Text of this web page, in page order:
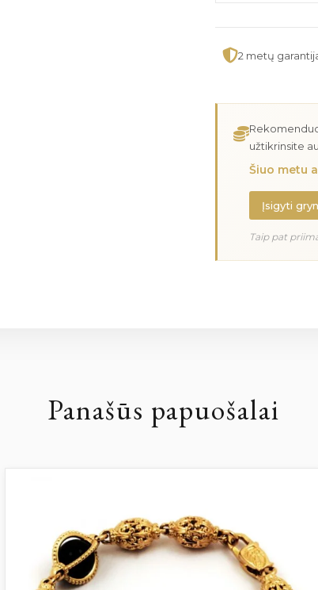
2 metų
užtikrinsite
Šiuo metu
Įsigyti
Taip pat
Panašūs papuošalai